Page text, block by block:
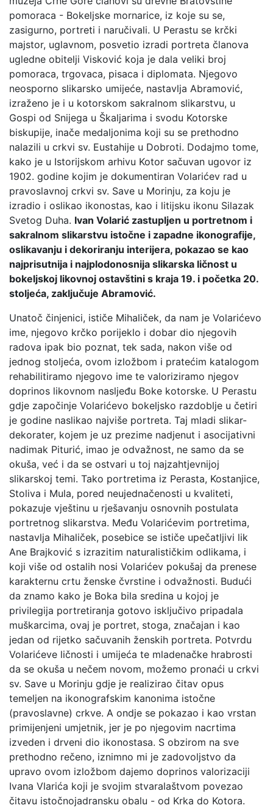
pomoraca - Bokeljske mornarice, iz koje su se,
zasigurno, portreti i naručivali. U Perastu se krčki
majstor, uglavnom, posvetio izradi portreta članova
ugledne obitelji Visković koja je dala veliki broj
pomoraca, trgovaca, pisaca i diplomata. Njegovo
neosporno slikarsko umijeće, nastavlja Abramović,
izraženo je i u kotorskom sakralnom slikarstvu, u
Gospi od Snijega u Škaljarima i svodu Kotorske
biskupije, inače medaljonima koji su se prethodno
nalazili u crkvi sv. Eustahije u Dobroti. Dodajmo tome,
kako je u Istorijskom arhivu Kotor sačuvan ugovor iz
1902. godine kojim je dokumentiran Volarićev rad u
pravoslavnoj crkvi sv. Save u Morinju, za koju je
izradio i oslikao ikonostas, kao i litijsku ikonu Silazak
Svetog Duha. Ivan Volarić zastupljen u portretnom i
sakralnom slikarstvu istočne i zapadne ikonografije,
oslikavanju i dekoriranju interijera, pokazao se kao
najprisutnija i najplodonosnija slikarska ličnost u
bokeljskoj likovnoj ostavštini s kraja 19. i početka 20.
stoljeća, zaključuje Abramović.
Unatoč činjenici, ističe Mihaliček, da nam je Volarićevo
ime, njegovo krčko porijeklo i dobar dio njegovih
radova ipak bio poznat, tek sada, nakon više od
jednog stoljeća, ovom izložbom i pratećim katalogom
rehabilitiramo njegovo ime te valoriziramo njegov
doprinos likovnom nasljeđu Boke kotorske. U Perastu
gdje započinje Volarićevo bokeljsko razdoblje u četiri
je godine naslikao najviše portreta. Taj mladi slikar-
dekorater, kojem je uz prezime nadjenut i asocijativni
nadimak Piturić, imao je odvažnost, ne samo da se
okuša, već i da se ostvari u toj najzahtjevnijoj
slikarskoj temi. Tako portretima iz Perasta, Kostanjice,
Stoliva i Mula, pored neujednačenosti u kvaliteti,
pokazuje vještinu u rješavanju osnovnih postulata
portretnog slikarstva. Među Volarićevim portretima,
nastavlja Mihaliček, posebice se ističe upečatljivi lik
Ane Brajković s izrazitim naturalističkim odlikama, i
koji više od ostalih nosi Volarićev pokušaj da prenese
karakternu crtu ženske čvrstine i odvažnosti. Budući
da znamo kako je Boka bila sredina u kojoj je
privilegija portretiranja gotovo isključivo pripadala
muškarcima, ovaj je portret, stoga, značajan i kao
jedan od rijetko sačuvanih ženskih portreta. Potvrdu
Volarićeve ličnosti i umijeća te mladenačke hrabrosti
da se okuša u nečem novom, možemo pronaći u crkvi
sv. Save u Morinju gdje je realizirao čitav opus
temeljen na ikonografskim kanonima istočne
(pravoslavne) crkve. A ondje se pokazao i kao vrstan
primijenjeni umjetnik, jer je po njegovim nacrtima
izveden i drveni dio ikonostasa. S obzirom na sve
prethodno rečeno, iznimno mi je zadovoljstvo da
upravo ovom izložbom dajemo doprinos valorizaciji
Ivana Vlarića koji je svojim stvaralaštvom povezao
čitavu istočnojadransku obalu - od Krka do Kotora.